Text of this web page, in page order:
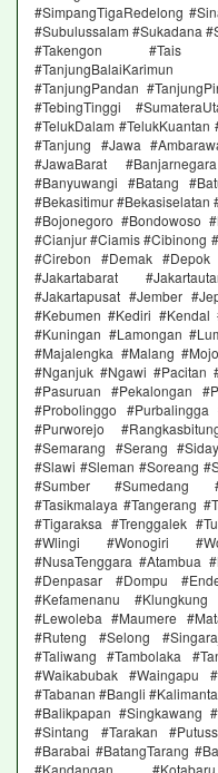
#SimpangTigaRedelong
#Subulussalam #Sukadana
#Takengon #Tais
#TanjungPandan
#TebingTinggi
#TelukDalam
#Tanjung #Jawa
#JawaBarat
#Banyuwangi #Batang
#Bekasitimur #Bekasiselatan
#Bojonegoro #Bondowoso
#Cianjur #Ciamis #Cibinong
#Cirebon #Demak
#Jakartabarat
#Jakartapusat #Jember
#Kebumen #Kediri #Kendal
#Kuningan #Lamongan
#Majalengka #Malang
#Nganjuk #Ngawi #Pacitan
#Pasuruan #Pekalongan
#Probolinggo #Purbalingga
#Purworejo
#Semarang #Serang
#Slawi #Sleman #Soreang
#Sumber #Sumedang
#Tasikmalaya #Tangerang
#Tigaraksa #Trenggalek
#Wlingi #Wonogiri
#NusaTenggara #Atambua
#Denpasar #Dompu
#Kefamenanu
#Lewoleba #Maumere
#Ruteng #Selong
#Taliwang #Tambolaka
#Waikabubak #Waingapu
#Tabanan #Bangli
#Balikpapan #Singkawang
#Sintang #Tarakan
#Barabai #BatangTarang
#Kandangan